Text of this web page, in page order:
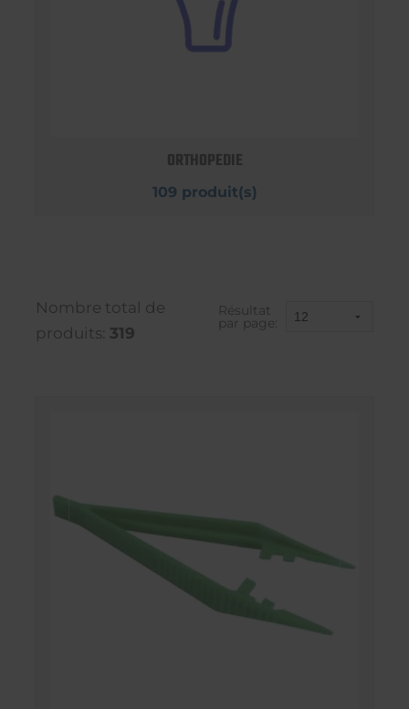
ORTHOPEDIE
109 produit(s)
Nombre total de
produits: 319
Résultat
par page: